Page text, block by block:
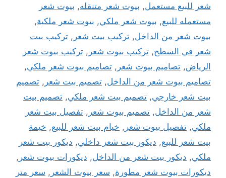
شعر للبيع مستعمل, بيوت شعر متنقله, بيوت شعر
مستعمله للبيع, بيوت شعر ملكي, بيوت شعر ملكية,
بيوت شعر من الداخل, تركيب بيت شعر , تركيب بيت
شعر في السطح, تركيب بيوت شعر , تركيب بيوت شعر
الرياض, تصاميم بيوت شعر , تصاميم بيوت شعر ملكي,
تصاميم بيوت شعر من الداخل, تصميم بيت شعر , تصميم
بيت شعر خارجي, تصميم بيت شعر ملكي, تصميم بيت
شعر من الداخل, تصميم بيوت شعر , تفصيل بيت شعر
ملكي, تفصيل بيوت شعر , خيام بيت شعر للبيع, خيمة
بيت شعر للبيع, ديكور بيت شعر داخلي, ديكور بيت شعر
ملكي, ديكور بيت شعر من الداخل, ديكورات بيوت شعر ,
ديكورات بيوت شعر مطورة, سعر بيوت الشعر , سعر متر